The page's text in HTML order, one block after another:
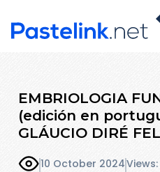
EMBRIOLOGIA
(edición en
GLÁUCIO DIRÉ
10 October 2024Views: